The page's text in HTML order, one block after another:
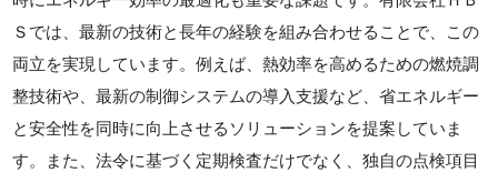
Ｓでは、最新の技術と長年の経験を組み合わせることで、この
両立を実現しています。例えば、熱効率を高めるための燃焼調
整技術や、最新の制御システムの導入支援など、省エネルギー
と安全性を同時に向上させるソリューションを提案していま
す。また、法令に基づく定期検査だけでなく、独自の点検項目